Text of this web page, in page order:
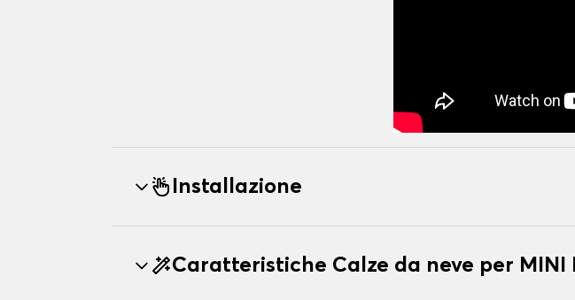
Installazione
Caratteristiche Calze da neve per MINI